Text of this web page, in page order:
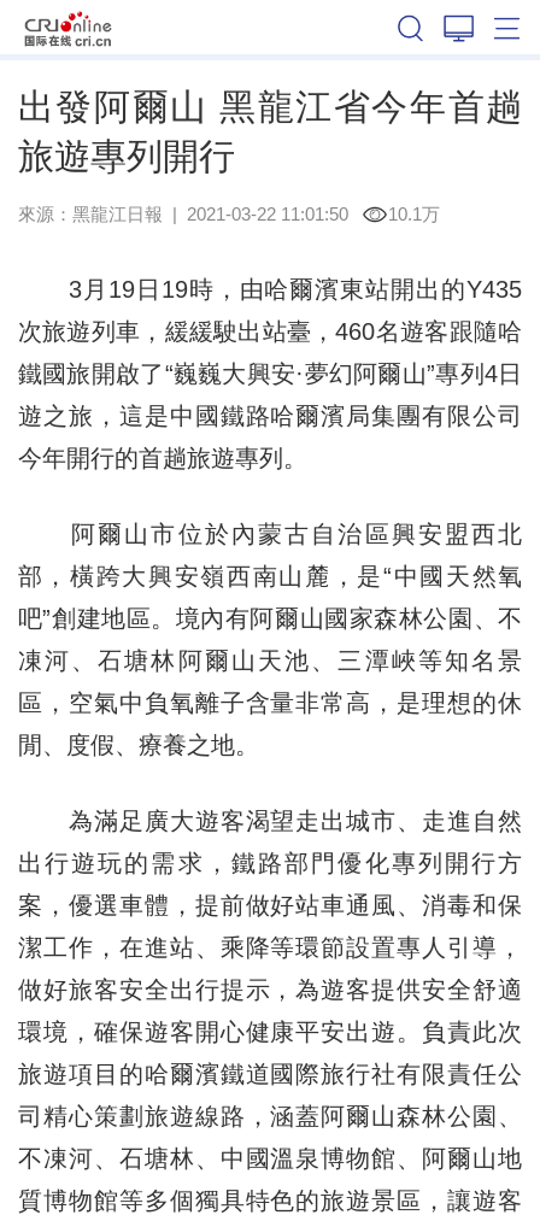
出發阿爾山 黑龍江省今年首趟
旅遊專列開行
來源： 黑龍江日報 | 2021-03-22 11:01:50 10.1万
3月19日19時，由哈爾濱東站開出的Y435
次旅遊列車，緩緩駛出站臺，460名遊客跟隨哈
鐵國旅開啟了“巍巍大興安·夢幻阿爾山”專列4日
遊之旅，這是中國鐵路哈爾濱局集團有限公司
今年開行的首趟旅遊專列。
阿爾山市位於內蒙古自治區興安盟西北
部，橫跨大興安嶺西南山麓，是“中國天然氧
吧”創建地區。境內有阿爾山國家森林公園、不
凍河、石塘林阿爾山天池、三潭峽等知名景
區，空氣中負氧離子含量非常高，是理想的休
閒、度假、療養之地。
為滿足廣大遊客渴望走出城市、走進自然
出行遊玩的需求，鐵路部門優化專列開行方
案，優選車體，提前做好站車通風、消毒和保
潔工作，在進站、乘降等環節設置專人引導，
做好旅客安全出行提示，為遊客提供安全舒適
環境，確保遊客開心健康平安出遊。負責此次
旅遊項目的哈爾濱鐵道國際旅行社有限責任公
司精心策劃旅遊線路，涵蓋阿爾山森林公園、
不凍河、石塘林、中國溫泉博物館、阿爾山地
質博物館等多個獨具特色的旅遊景區，讓遊客